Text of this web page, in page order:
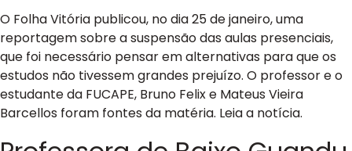
O Folha Vitória publicou, no dia 25 de janeiro, uma
reportagem sobre a suspensão das aulas presenciais,
que foi necessário pensar em alternativas para que os
estudos não tivessem grandes prejuízo. O professor e o
estudante da FUCAPE, Bruno Felix e Mateus Vieira
Barcellos foram fontes da matéria. Leia a notícia.